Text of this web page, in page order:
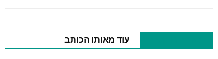
עוד מאותו הכותב